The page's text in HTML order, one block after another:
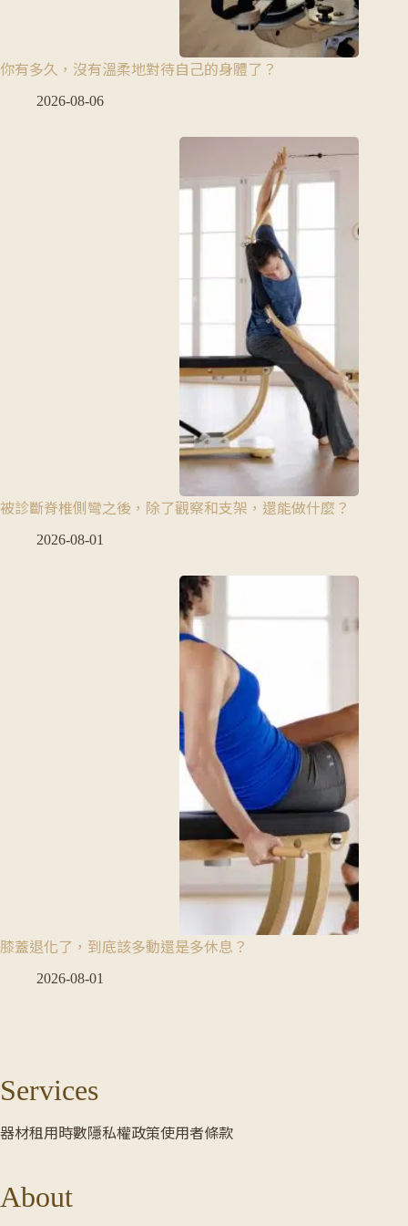
你有多久，沒有溫柔地對待自己的身體了？
2026-08-06
被診斷脊椎側彎之後，除了觀察和支架，還能做什麼？
2026-08-01
膝蓋退化了，到底該多動還是多休息？
2026-08-01
Services
器材租用時數隱私權政策使用者條款
About